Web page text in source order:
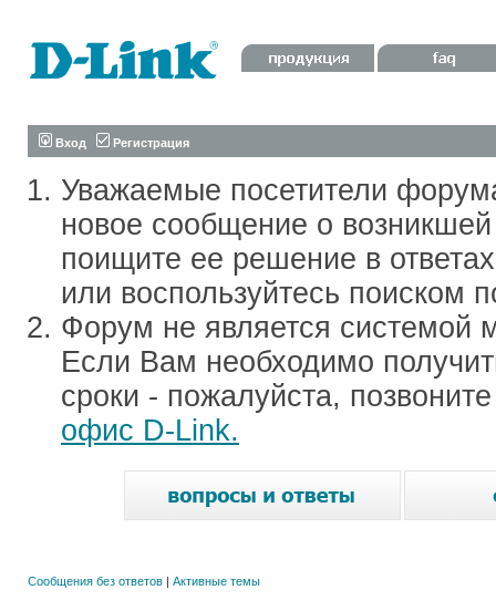
Вход Регистрация
Уважаемые посетители
новое сообщение о
поищите ее решение в
или воспользуйтесь поиском
Форум не является системой
Если Вам необходимо
сроки - пожалуйста,
офис D-Link.
Сообщения без ответов | Активные темы